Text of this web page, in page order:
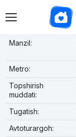
Manzil:
Metro:
Topshirish
muddati:
Tugatish:
Avtoturargoh: